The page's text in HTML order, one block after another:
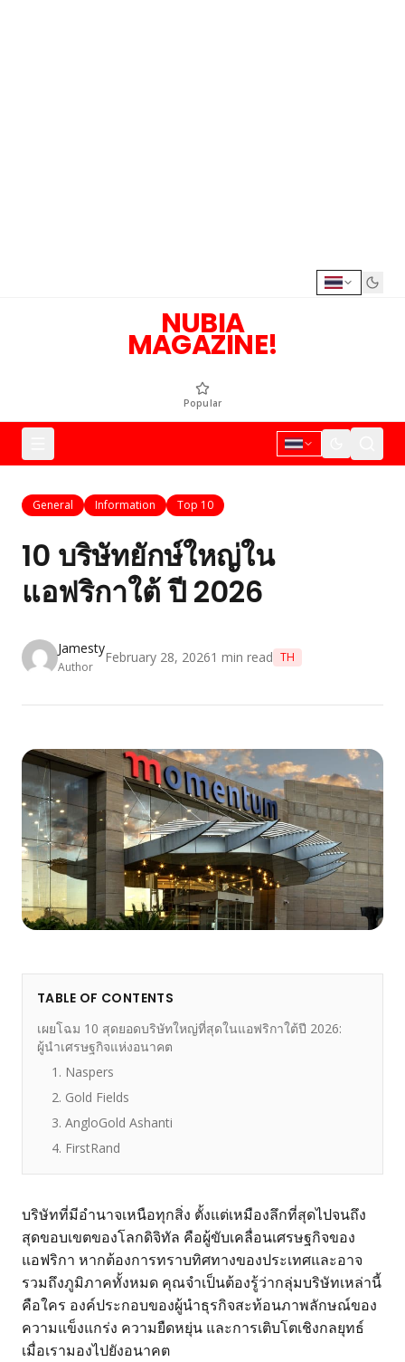
NUBIA
MAGAZINE!
Popular
General Information Top 10
10 บริษัทยักษ์ใหญ่ใน
แอฟริกาใต้ ปี 2026
Jamesty
Author
February 28, 20261 min read TH
TABLE OF CONTENTS
เผยโฉม 10 สุดยอดบริษัทใหญ่ที่สุดในแอฟริกาใต้ปี 2026:
ผู้นำเศรษฐกิจแห่งอนาคต
1. Naspers
2. Gold Fields
3. AngloGold Ashanti
4. FirstRand
บริษัทที่มีอำนาจเหนือทุกสิ่ง ตั้งแต่เหมืองลึกที่สุดไปจนถึง
สุดขอบเขตของโลกดิจิทัล คือผู้ขับเคลื่อนเศรษฐกิจของ
แอฟริกา หากต้องการทราบทิศทางของประเทศและอาจ
รวมถึงภูมิภาคทั้งหมด คุณจำเป็นต้องรู้ว่ากลุ่มบริษัทเหล่านี้
คือใคร องค์ประกอบของผู้นำธุรกิจสะท้อนภาพลักษณ์ของ
ความแข็งแกร่ง ความยืดหยุ่น และการเติบโตเชิงกลยุทธ์
เมื่อเรามองไปยังอนาคต